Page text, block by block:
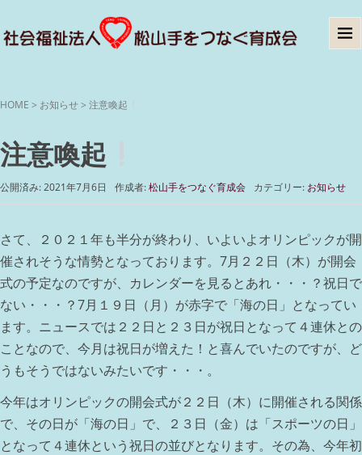
HOME > お知らせ> 注意喚起
注意喚起
公開済み: 2021年7月6日 作成者:松山手をつなぐ育成会 カテゴリー: お知らせ
さて、２０２１年も半分が終わり、いよいよオリンピックが開
催されそうな情勢となっております。7月２２日（木）が開会
式の予定なのですが、カレンダーを見るとあれ・・・？祝日で
ない・・・？7月１９日（月）が赤字で「海の日」となってい
ます。ニュースでは２２日と２３日が祝日となって４連休との
ことなので、今月は祝日が増えた！と喜んでいたのですが、ど
うもそうではないみたいです・・・。
今年はオリンピックの開会式が２２日（木）に開催される関係
で、その日が「海の日」で、２３日（金）は「スポーツの日」
となって４連休という祝日の並びとなります。その為、今年初